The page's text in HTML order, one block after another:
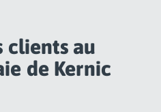
clients au
de Kernic